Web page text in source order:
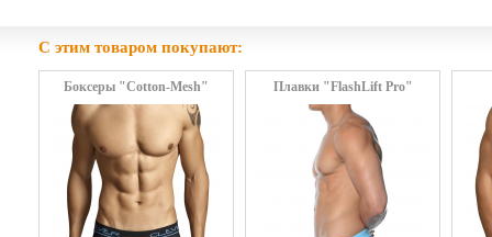
С этим товаром покупают:
Боксеры "Cotton-Mesh" Плавки "FlashLift Pro"